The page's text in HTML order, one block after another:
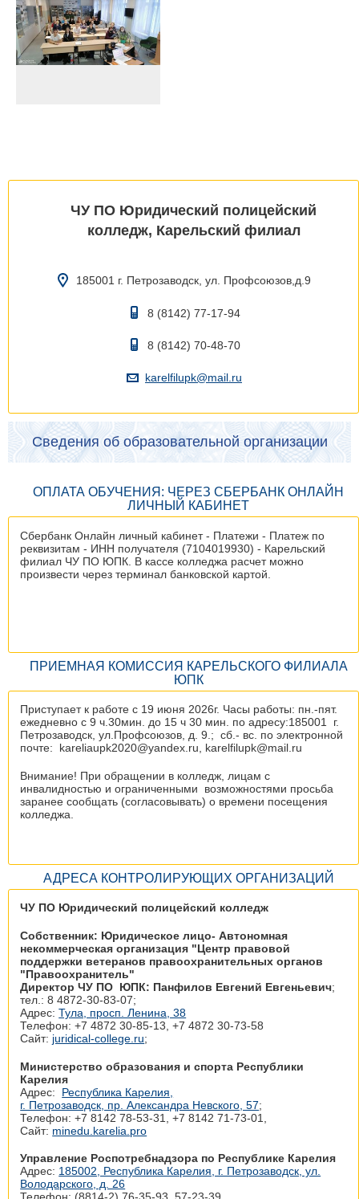
ЧУ ПО Юридический полицейский
колледж, Карельский филиал
185001 г. Петрозаводск, ул. Профсоюзов,д.9
8 (8142) 77-17-94
8 (8142) 70-48-70
karelfilupk@mail.ru
Сведения об образовательной организации
ОПЛАТА ОБУЧЕНИЯ: ЧЕРЕЗ СБЕРБАНК ОНЛАЙН
ЛИЧНЫЙ КАБИНЕТ
Сбербанк Онлайн личный кабинет - Платежи - Платеж по
реквизитам - ИНН получателя (7104019930) - Карельский
филиал ЧУ ПО ЮПК. В кассе колледжа расчет можно
произвести через терминал банковской картой.
ПРИЕМНАЯ КОМИССИЯ КАРЕЛЬСКОГО ФИЛИАЛА
ЮПК
Приступает к работе с 19 июня 2026г. Часы работы: пн.-пят.
ежедневно с 9 ч.30мин. до 15 ч 30 мин. по адресу:185001 г.
Петрозаводск, ул.Профсоюзов, д. 9.; сб.- вс. по электронной
почте: kareliaupk2020@yandex.ru, karelfilupk@mail.ru
Внимание! При обращении в колледж, лицам с
инвалидностью и ограниченными возможностями просьба
заранее сообщать (согласовывать) о времени посещения
колледжа.
АДРЕСА КОНТРОЛИРУЮЩИХ ОРГАНИЗАЦИЙ
ЧУ ПО Юридический полицейский колледж
Собственник: Юридическое лицо- Автономная
некоммерческая организация "Центр правовой
поддержки ветеранов правоохранительных органов
"Правоохранитель"
Директор ЧУ ПО ЮПК: Панфилов Евгений Евгеньевич;
тел.: 8 4872-30-83-07;
Адрес:Тула, просп. Ленина, 38
Телефон: +7 4872 30‑85-13, +7 4872 30‑73-58
Сайт: juridical-college.ru;
Министерство образования и спорта Республики
Карелия
Адрес: Республика Карелия,
г. Петрозаводск, пр. Александра Невского, 57;
Телефон: +7 8142 78‑53-31, +7 8142 71‑73-01,
Сайт: minedu.karelia.pro
Управление Роспотребнадзора по Республике Карелия
Адрес: 185002, Республика Карелия, г. Петрозаводск, ул.
Володарского, д. 26